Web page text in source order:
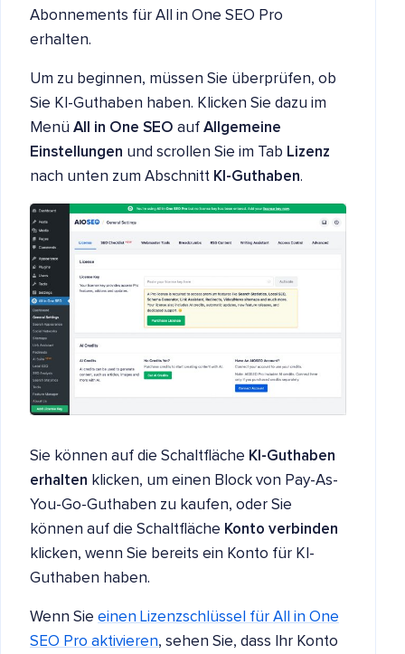
Abonnements für All in One SEO Pro
erhalten.
Um zu beginnen, müssen Sie überprüfen, ob
Sie KI-Guthaben haben. Klicken Sie dazu im
Menü All in One SEO auf Allgemeine
Einstellungen und scrollen Sie im Tab Lizenz
nach unten zum Abschnitt KI-Guthaben.
Sie können auf die Schaltfläche KI-Guthaben
erhalten klicken, um einen Block von Pay-As-
You-Go-Guthaben zu kaufen, oder Sie
können auf die Schaltfläche Konto verbinden
klicken, wenn Sie bereits ein Konto für KI-
Guthaben haben.
Wenn Sie einen Lizenzschlüssel für All in One
SEO Pro aktivieren, sehen Sie, dass Ihr Konto